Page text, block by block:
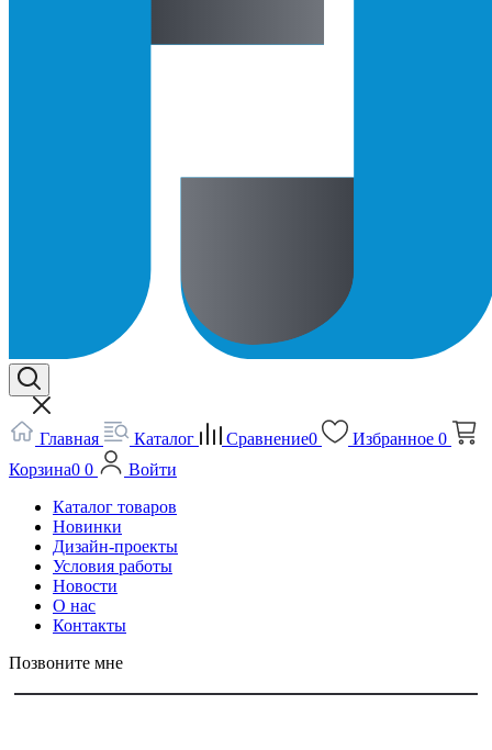
Главная Каталог Сравнение0 Избранное 0
Корзина0 0
Войти
Каталог товаров
Новинки
Дизайн-проекты
Условия работы
Новости
О нас
Контакты
Позвоните мне